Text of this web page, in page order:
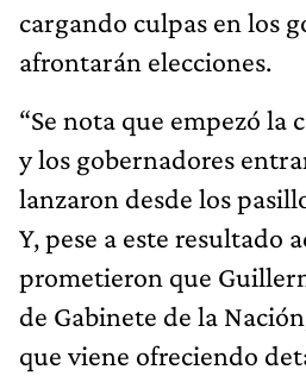
cargando culpas en los
afrontarán elecciones.
“Se nota que empezó la
y los gobernadores
lanzaron desde los
Y, pese a este resultado
prometieron que
de Gabinete de la
que viene ofreciendo